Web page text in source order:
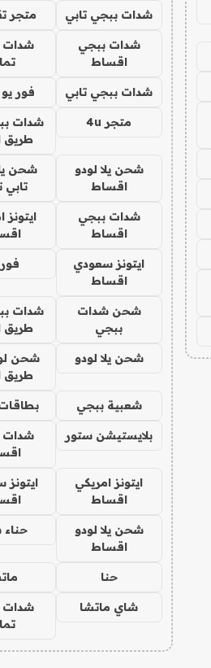
شدات ببجي تابي متجر
شدات ببجي
اقساط
شدات
شدات ببجي تابي فور
متجر 4u
شدات
طريق
شحن يلا لودو
اقساط
شحن
تابي
شدات ببجي
اقساط
ايتونز
ايتونز سعودي
اقساط
شحن شدات
ببجي
شدات
طريق
شحن يلا لودو
شحن
طريق
شعبية ببجي بطاقات
بلايستيشن ستور
شدات
ايتونز امريكي
اقساط
شحن يلا لودو
اقساط
حنا
شاي ماتشا
شدات